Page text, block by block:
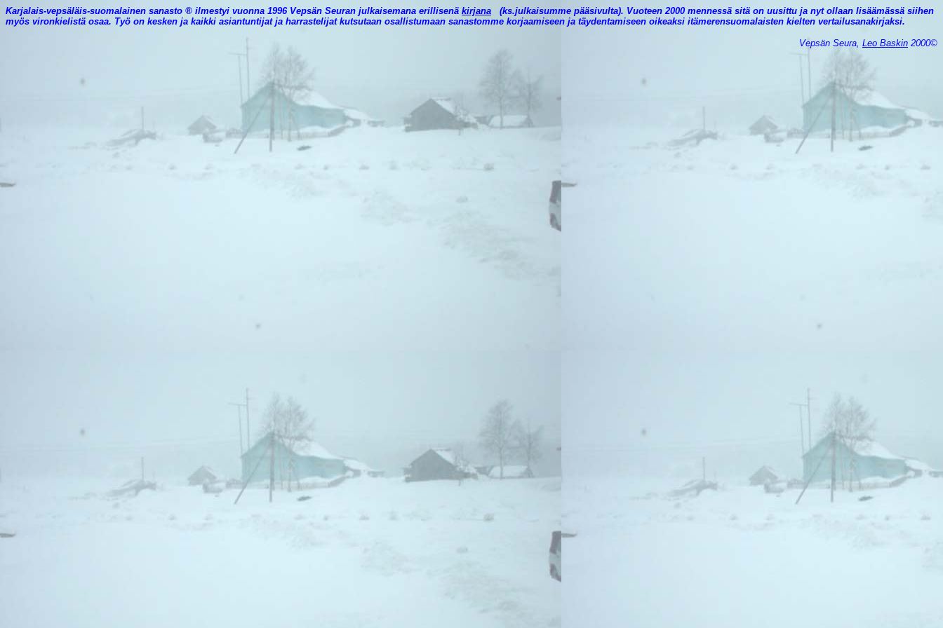
Karjalais-vepsäläis-suomalainen sanasto ® ilmestyi vuonna 1996 Vepsän Seuran julkaisemana erillisenä kirjana (ks.julkaisumme pääsivulta). Vuoteen 2000 mennessä sitä on uusittu ja nyt ollaan lisäämässä siihen
myös vironkielistä osaa. Työ on kesken ja kaikki asiantuntijat ja harrastelijat kutsutaan osallistumaan sanastomme korjaamiseen ja täydentamiseen oikeaksi itämerensuomalaisten kielten vertailusanakirjaksi.
Vepsän Seura, Leo Baskin 2000©